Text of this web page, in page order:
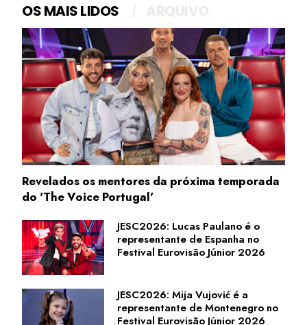
OS MAIS LIDOS
Revelados os mentores da próxima temporada
do 'The Voice Portugal'
JESC2026: Lucas Paulano é o
representante de Espanha no
Festival Eurovisão Júnior 2026
JESC2026: Mija Vujović é a
representante de Montenegro no
Festival Eurovisão Júnior 2026